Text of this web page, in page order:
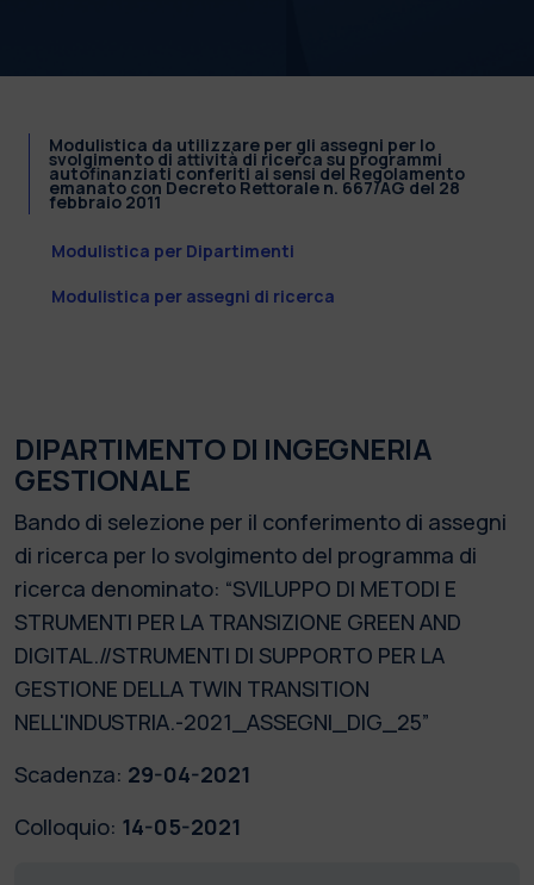
Modulistica da utilizzare per gli assegni per lo
svolgimento di attività di ricerca su programmi
autofinanziati conferiti ai sensi del Regolamento
emanato con Decreto Rettorale n. 667/AG del 28
febbraio 2011
Modulistica per Dipartimenti
Modulistica per assegni di ricerca
DIPARTIMENTO DI INGEGNERIA
GESTIONALE
Bando di selezione per il conferimento di assegni
di ricerca per lo svolgimento del programma di
ricerca denominato: “SVILUPPO DI METODI E
STRUMENTI PER LA TRANSIZIONE GREEN AND
DIGITAL.//STRUMENTI DI SUPPORTO PER LA
GESTIONE DELLA TWIN TRANSITION
NELL'INDUSTRIA.-2021_ASSEGNI_DIG_25”
Scadenza: 29-04-2021
Colloquio: 14-05-2021